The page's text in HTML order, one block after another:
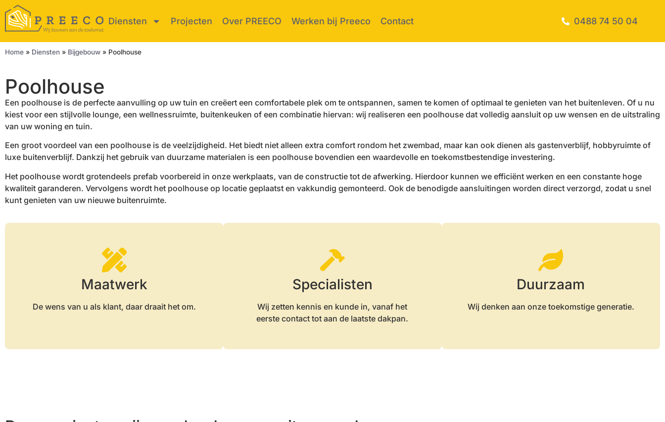
Diensten Projecten Over PREECO Werken bij Preeco Contact 0488 74 50 04
Home » Diensten » Bijgebouw » Poolhouse
Poolhouse
Een poolhouse is de perfecte aanvulling op uw tuin en creëert een comfortabele plek om te ontspannen, samen te komen of optimaal te genieten van het buitenleven. Of u nu
kiest voor een stijlvolle lounge, een wellnessruimte, buitenkeuken of een combinatie hiervan: wij realiseren een poolhouse dat volledig aansluit op uw wensen en de uitstraling
van uw woning en tuin.
Een groot voordeel van een poolhouse is de veelzijdigheid. Het biedt niet alleen extra comfort rondom het zwembad, maar kan ook dienen als gastenverblijf, hobbyruimte of
luxe buitenverblijf. Dankzij het gebruik van duurzame materialen is een poolhouse bovendien een waardevolle en toekomstbestendige investering.
Het poolhouse wordt grotendeels prefab voorbereid in onze werkplaats, van de constructie tot de afwerking. Hierdoor kunnen we efficiënt werken en een constante hoge
kwaliteit garanderen. Vervolgens wordt het poolhouse op locatie geplaatst en vakkundig gemonteerd. Ook de benodigde aansluitingen worden direct verzorgd, zodat u snel
kunt genieten van uw nieuwe buitenruimte.
Maatwerk
De wens van u als klant, daar draait het om.
Specialisten
Wij zetten kennis en kunde in, vanaf het
eerste contact tot aan de laatste dakpan.
Duurzaam
Wij denken aan onze toekomstige generatie.